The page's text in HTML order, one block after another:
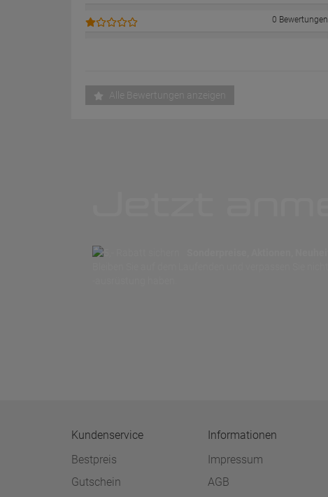
0 Bewertungen
Alle Bewertungen anzeigen
Kundenservice
Bestpreis
Gutschein
Informationen
Impressum
AGB